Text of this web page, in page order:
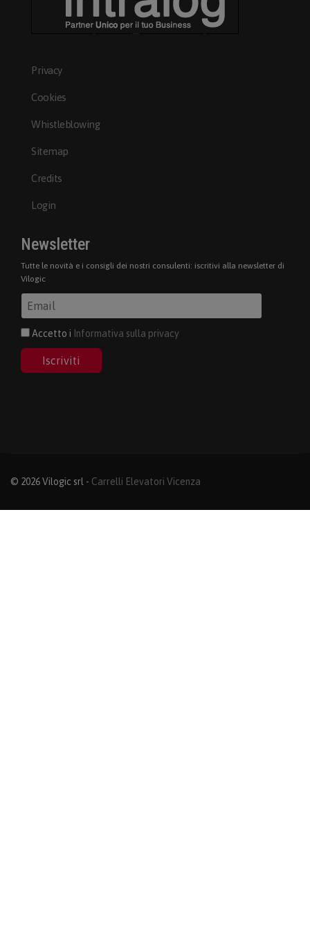
Privacy
Cookies
Whistleblowing
Sitemap
Credits
Login
Newsletter
Tutte le novità e i consigli dei nostri consulenti: iscritivi alla newsletter di
Vilogic
Accetto i Informativa sulla privacy
Iscriviti
© 2026 Vilogic srl - Carrelli Elevatori Vicenza